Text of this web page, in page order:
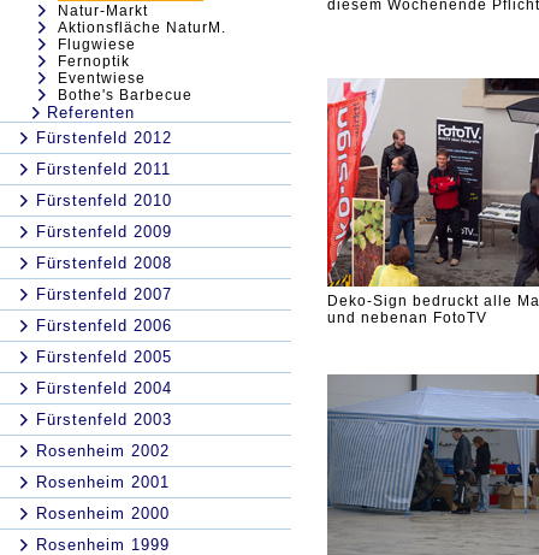
Natur-Markt
Aktionsfläche NaturM.
Flugwiese
Fernoptik
Eventwiese
Bothe's Barbecue
Referenten
Fürstenfeld 2012
Fürstenfeld 2011
Fürstenfeld 2010
Fürstenfeld 2009
Fürstenfeld 2008
Fürstenfeld 2007
Fürstenfeld 2006
Fürstenfeld 2005
Fürstenfeld 2004
Fürstenfeld 2003
Rosenheim 2002
Rosenheim 2001
Rosenheim 2000
Rosenheim 1999
diesem Wochenende Pflicht
Deko-Sign bedruckt alle
und nebenan FotoTV